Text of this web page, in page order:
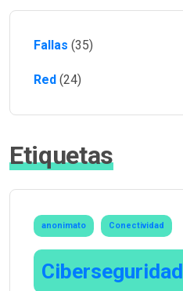
Fallas (35)
Red (24)
Etiquetas
anonimato Conectividad
Ciberseguridad